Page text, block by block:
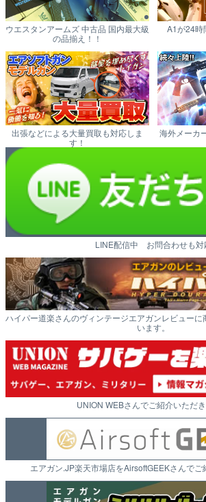
ウエスタンアームズ 中古品 国内最大級
の品揃え！！
A1が24時
出張などによる大量買取も対応しま
す！
海外メーカ
LINE配信中 お問合わせも対
ハイパー道楽さんのヴィンテージエアガンレビュー
います。
UNION WEBさんでご紹介いただ
エアガン.JP楽天市場店をAirsoftGEEKさんでご